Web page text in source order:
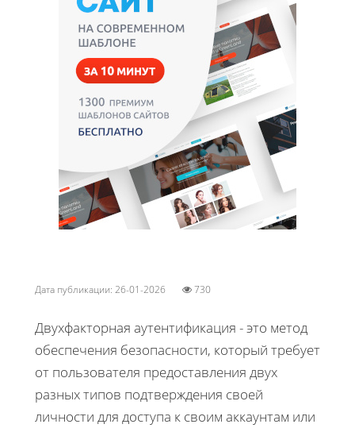
Дата публикации: 26-01-2026 730
Двухфакторная аутентификация - это метод
обеспечения безопасности, который требует
от пользователя предоставления двух
разных типов подтверждения своей
личности для доступа к своим аккаунтам или